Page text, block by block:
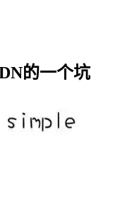
的一个坑